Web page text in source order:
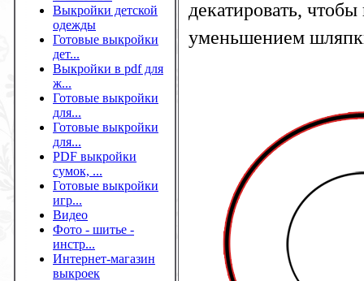
Выкройки детской
одежды
Готовые выкройки
дет...
Выкройки в pdf для
ж...
Готовые выкройки
для...
Готовые выкройки
для...
PDF выкройки
сумок, ...
Готовые выкройки
игр...
Видео
Фото - шитье -
инстр...
Интернет-магазин
выкроек
декатировать,
уменьшением